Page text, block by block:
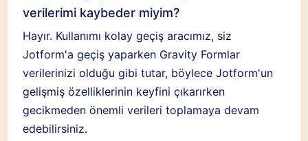
verilerimi kaybeder miyim?
Hayır. Kullanımı kolay geçiş aracımız, siz
Jotform'a geçiş yaparken Gravity Formlar
verilerinizi olduğu gibi tutar, böylece Jotform'un
gelişmiş özelliklerinin keyfini çıkarırken
gecikmeden önemli verileri toplamaya devam
edebilirsiniz.